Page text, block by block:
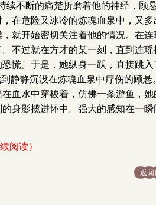
不断的痛楚折磨着他的神经，顾
在危险又冰冷的炼魂血泉中，又
就开始密切关注着他的情况。在
不过就在方才的某一刻，直到连
慌。于是，她纵身一跃，直接跳
静静沉没在炼魂血泉中疗伤的顾
血水中穿梭着，仿佛一条游鱼，
身影揽进怀中。强大的感知在一
阅读）
返回